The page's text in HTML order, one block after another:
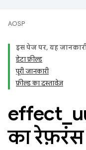
AOSP
इस पेज पर, यह
डेटा फ़ील्ड
पूरी जानकारी
फ़ील्ड का दस्तावेज़
effect
का रेफ़रंस